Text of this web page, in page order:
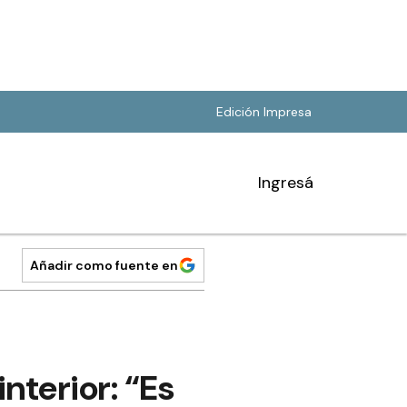
Edición Impresa
Ingresá
Añadir como fuente en
“Es